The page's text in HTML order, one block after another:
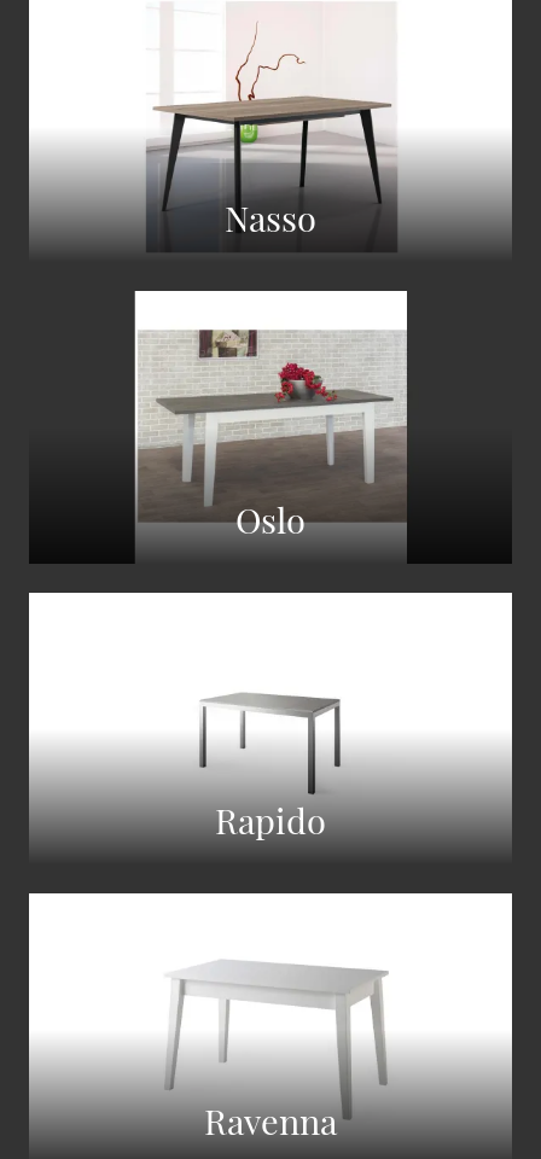
Nasso
Oslo
Rapido
Ravenna